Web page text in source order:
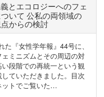
とエコロジーへのフェ
いて 公私の両領域の
からの検討
『女性学年報』44号に、
ェミニズムとその周辺の対
段階での再統一という観
ていただきました。目次
ットでご覧いた…